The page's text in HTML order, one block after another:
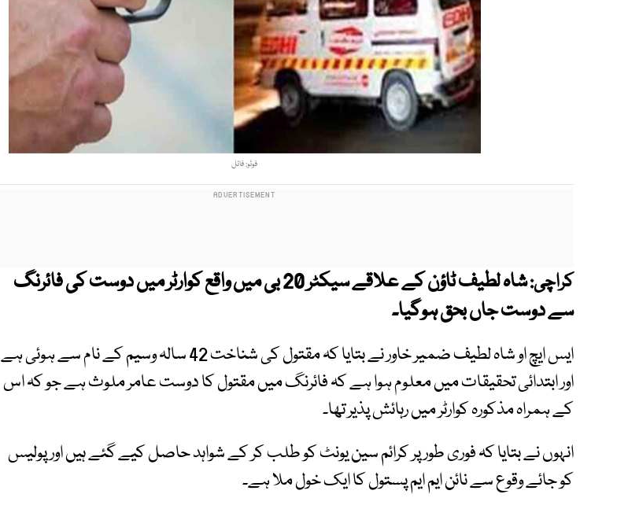
فوٹو: فائل
کراچی:
شاہ لطیف ٹاؤن کے علاقے سیکٹر 20 بی میں واقع کوارٹر میں دوست کی فائرنگ
سے دوست جاں بحق ہوگیا۔
ایس ایچ او شاہ لطیف ضمیر خاور نے بتایا کہ مقتول کی شناخت 42 سالہ وسیم کے نام سے ہوئی ہے
اور ابتدائی تحقیقات میں معلوم ہوا ہے کہ فائرنگ میں مقتول کا دوست عامر ملوث ہے جو کہ اس
کے ہمراہ مذکورہ کوارٹر میں رہائش پذیر تھا۔
انہوں نے بتایا کہ فوری طور پر کرائم سین یونٹ کو طلب کر کے شواہد حاصل کیے گئے ہیں اور پولیس
کو جائے وقوع سے نائن ایم ایم پستول کا ایک خول ملا ہے۔